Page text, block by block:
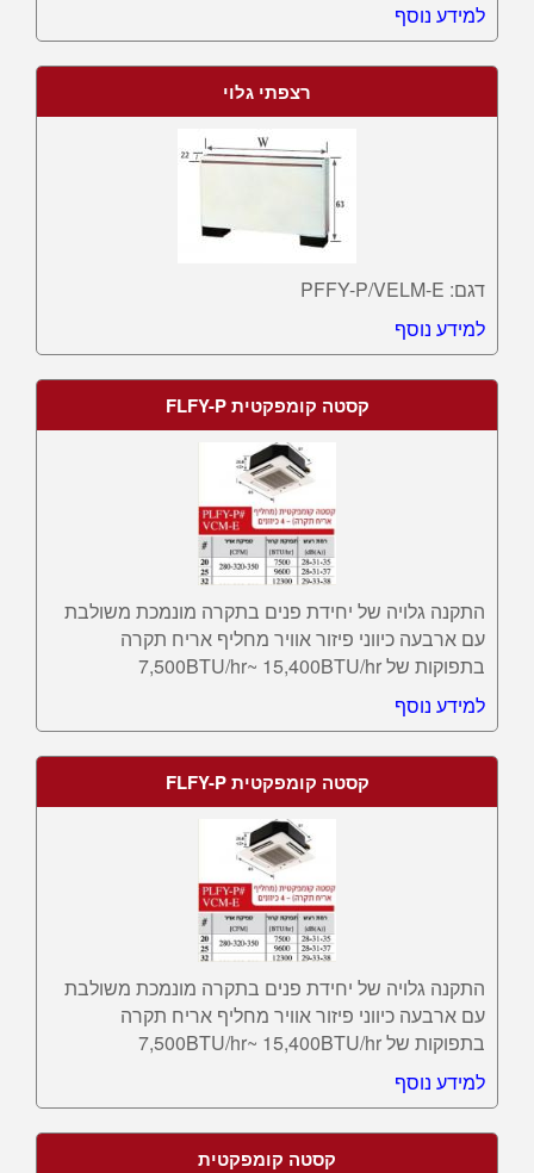
למידע נוסף
רצפתי גלוי
דגם: PFFY-P/VELM-E
למידע נוסף
קסטה קומפקטית FLFY-P
התקנה גלויה של יחידת פנים בתקרה מונמכת משולבת
עם ארבעה כיווני פיזור אוויר מחליף אריח תקרה
בתפוקות של 7,500BTU/hr~ 15,400BTU/hr
למידע נוסף
קסטה קומפקטית FLFY-P
התקנה גלויה של יחידת פנים בתקרה מונמכת משולבת
עם ארבעה כיווני פיזור אוויר מחליף אריח תקרה
בתפוקות של 7,500BTU/hr~ 15,400BTU/hr
למידע נוסף
קסטה קומפקטית